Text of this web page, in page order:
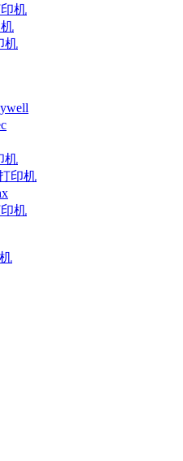
机
机
机
印机
机